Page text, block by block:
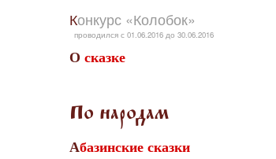
Конкурс «Колобок»
проводился с 01.06.2016 до 30.06.2016
О сказке
По народам
Абазинские сказки